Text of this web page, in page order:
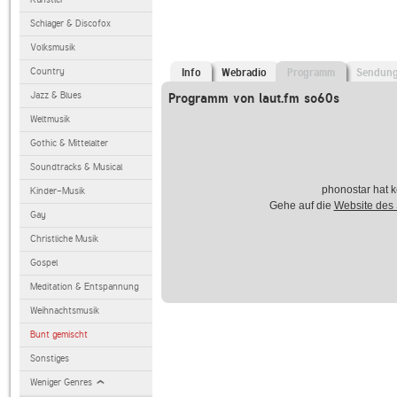
Schlager & Discofox
Volksmusik
Country
Jazz & Blues
Weltmusik
Gothic & Mittelalter
Soundtracks & Musical
Kinder-Musik
Gay
Christliche Musik
Gospel
Meditation & Entspannung
Weihnachtsmusik
Bunt gemischt
Sonstiges
Weniger Genres
Info Webradio Programm
Programm von laut.fm so60s
phonostar hat
Gehe auf die Website des